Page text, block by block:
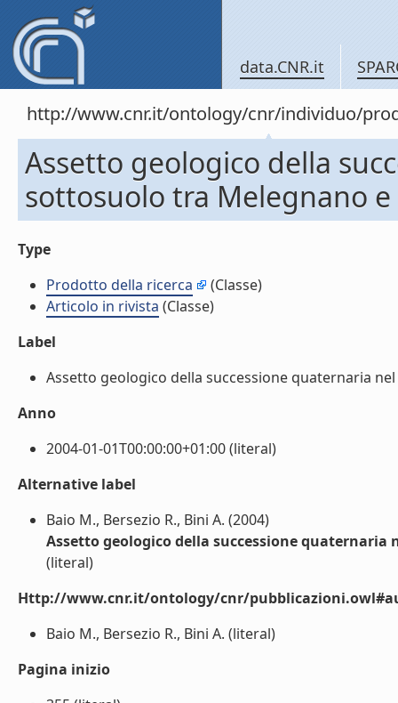
data.CNR.it
http://www.cnr.it/ontology/cnr/individuo/
Assetto geologico della
sottosuolo tra Melegnano
Type
Prodotto della ricerca
(Classe)
Articolo in rivista (Classe)
Label
Assetto geologico della successione quaternaria
Anno
2004-01-01T00:00:00+01:00 (literal)
Alternative label
Baio M., Bersezio R., Bini A. (2004)
Assetto geologico della successione quaternaria
(literal)
Http://www.cnr.it/ontology/cnr/
Baio M., Bersezio R., Bini A. (literal)
Pagina inizio